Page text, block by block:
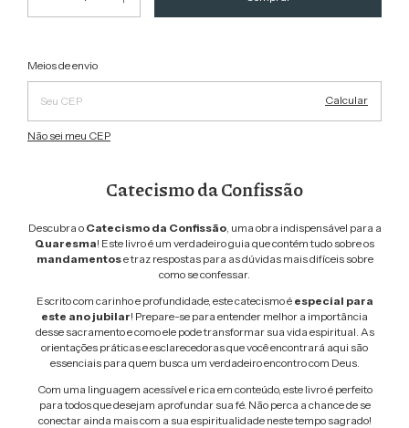
Entregas para o CEP:
Meios de envio
Calcular
Não sei meu CEP
Catecismo da Confissão
Descubra o Catecismo da Confissão, uma obra indispensável para a
Quaresma! Este livro é um verdadeiro guia que contém tudo sobre os
mandamentose traz respostas para as dúvidas mais difíceis sobre
como se confessar.
Escrito com carinho e profundidade, este catecismo é especial para
este ano jubilar! Prepare-se para entender melhor a importância
desse sacramento e como ele pode transformar sua vida espiritual. As
orientações práticas e esclarecedoras que você encontrará aqui são
essenciais para quem busca um verdadeiro encontro com Deus.
Com uma linguagem acessível e rica em conteúdo, este livro é perfeito
para todos que desejam aprofundar sua fé. Não perca a chance de se
conectar ainda mais com a sua espiritualidade neste tempo sagrado!